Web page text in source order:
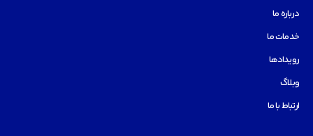
درباره ما
خدمات ما
رویدادها
وبلاگ
ارتباط با ما